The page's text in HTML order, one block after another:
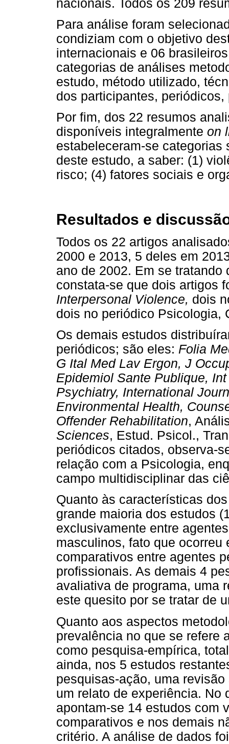
nacionais. Todos os 209
Para análise foram
condiziam com o objetivo
internacionais e 06
categorias de análises
estudo, método utilizado,
dos participantes,
Por fim, dos 22 resumos
disponíveis integralmente on
estabeleceram-se
deste estudo, a saber: (1)
risco; (4) fatores sociais e
Resultados e
Todos os 22 artigos
2000 e 2013, 5 deles em
ano de 2002. Em se
constata-se que dois artigos
Interpersonal Violence, dois
dois no periódico Psicologia,
Os demais estudos
periódicos; são eles: Folia
G Ital Med Lav Ergon, J
Epidemiol Sante Publique,
Psychiatry, International
Environmental Health,
Offender Rehabilitation,
Sciences, Estud. Psicol.,
periódicos citados, observa-
relação com a Psicologia,
campo multidisciplinar das
Quanto às características
grande maioria dos estudos
exclusivamente entre
masculinos, fato que ocorreu
comparativos entre agentes
profissionais. As demais 4
avaliativa de programa, uma
este quesito por se tratar de
Quanto aos aspectos
prevalência no que se refere
como pesquisa-empírica,
ainda, nos 5 estudos
pesquisas-ação, uma
um relato de experiência. No
apontam-se 14 estudos com
comparativos e nos demais
critério. A análise de dados